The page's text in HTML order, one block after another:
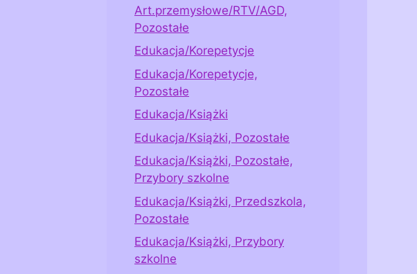
Art.przemysłowe/RTV/AGD,
Pozostałe
Edukacja/Korepetycje
Edukacja/Korepetycje,
Pozostałe
Edukacja/Książki
Edukacja/Książki, Pozostałe
Edukacja/Książki, Pozostałe,
Przybory szkolne
Edukacja/Książki, Przedszkola,
Pozostałe
Edukacja/Książki, Przybory
szkolne